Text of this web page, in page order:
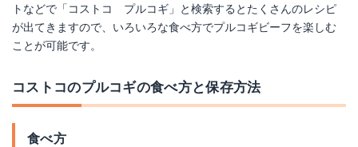
トなどで「コストコ プルコギ」と検索するとたくさんのレシピ
が出てきますので、いろいろな食べ方でプルコギビーフを楽しむ
ことが可能です。
コストコのプルコギの食べ方と保存方法
食べ方